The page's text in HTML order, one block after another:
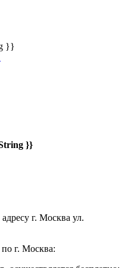
}}
}}
г. Москва ул.
по г. Москва: